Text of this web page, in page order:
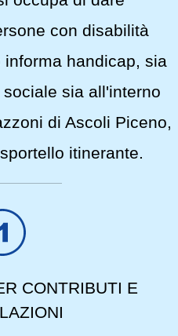
con disabilità
handicap, sia
sia all'interno
di Ascoli Piceno,
itinerante.
CONTRIBUTI E